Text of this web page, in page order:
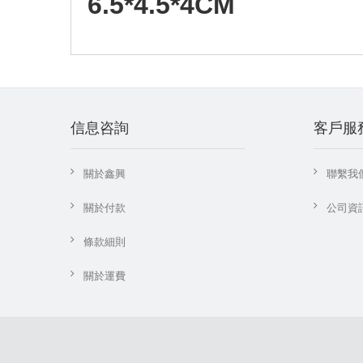
信息咨詢
關於鑫興
關於付款
條款細則
關於運費
客戶服
聯繫我
公司資